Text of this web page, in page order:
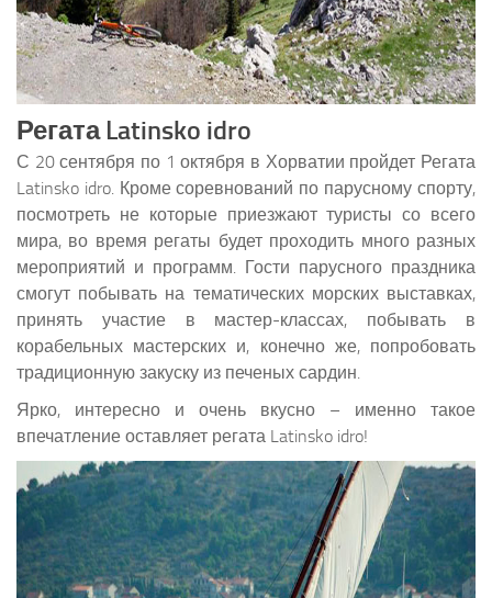
Регата Latinsko idro
С 20 сентября по 1 октября в Хорватии пройдет Регата
Latinsko idro. Кроме соревнований по парусному спорту,
посмотреть не которые приезжают туристы со всего
мира, во время регаты будет проходить много разных
мероприятий и программ. Гости парусного праздника
смогут побывать на тематических морских выставках,
принять участие в мастер-классах, побывать в
корабельных мастерских и, конечно же, попробовать
традиционную закуску из печеных сардин.
Ярко, интересно и очень вкусно – именно такое
впечатление оставляет регата Latinsko idro!